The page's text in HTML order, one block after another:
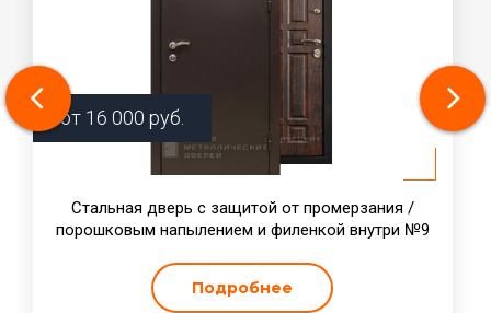
от 16 000 руб.
Стальная дверь с защитой от промерзания /
порошковым напылением и филенкой внутри №9
Подробнее